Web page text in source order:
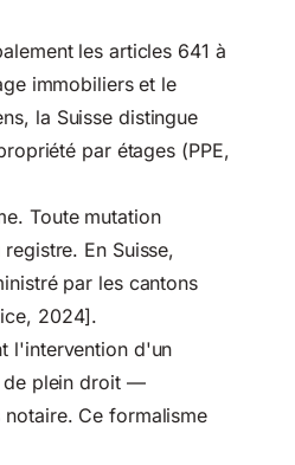
les articles 641 à
immobiliers et le
la Suisse distingue
par étages (PPE,
Toute mutation
En Suisse,
par les cantons
2024].
l'intervention d'un
de plein droit —
Ce formalisme